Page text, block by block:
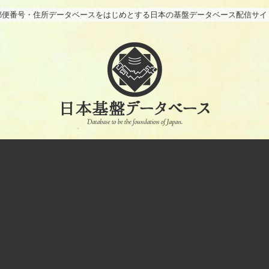
便番号・住所データベースをはじめとする日本の基盤データベース配信サイ